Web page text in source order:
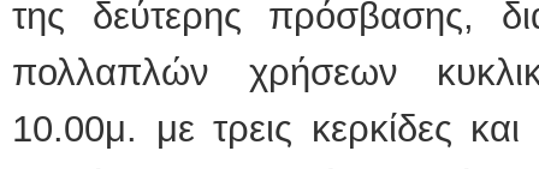
της δεύτερης πρόσβασης,
πολλαπλών χρήσεων
10.00μ. με τρεις κερκίδες